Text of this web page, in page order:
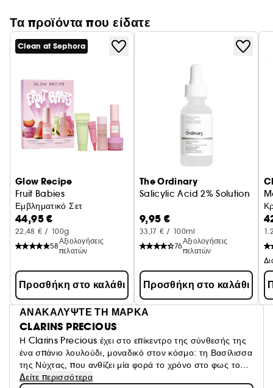
Τα προϊόντα που είδατε
Clean at Sephora
Glow Recipe
Fruit Babies
Εμβληματικό Σετ
44,95 €
22,48 € / 100g
58
Αξιολογήσεις
πελατών
Προσθήκη στο καλάθι
The Ordinary
Salicylic Acid 2% Solution
9,95 €
33,17 € / 100ml
76
Αξιολογήσεις
πελατών
Προσθήκη στο καλάθι
ΑΝΑΚΑΛΥΨΤΕ ΤΗ ΜΑΡΚΑ
CLARINS PRECIOUS
Η Clarins Precious έχει στο επίκεντρο της σύνθεσής της
ένα σπάνιο λουλούδι, μοναδικό στον κόσμο: τη Βασίλισσα
της Νύχτας, που ανθίζει μία φορά το χρόνο στο φως του
φεγγαριού. Η δύναμή της αποκαλύπτεται και
Δείτε περισσότερα